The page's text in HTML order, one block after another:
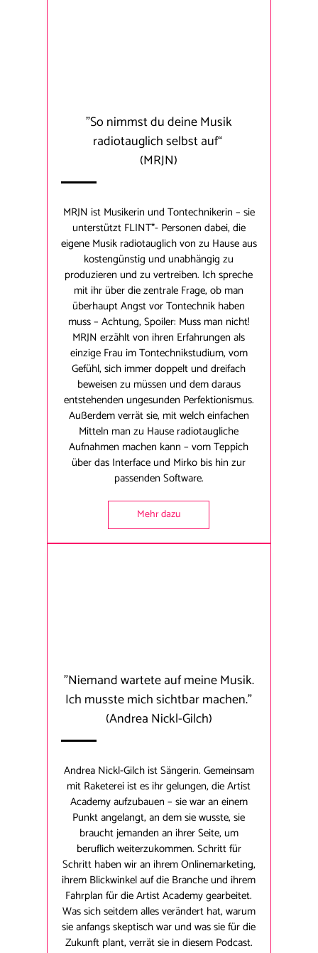
"So nimmst du deine Musik
radiotauglich selbst auf“
(MRJN)
MRJN ist Musikerin und Tontechnikerin – sie
unterstützt FLINT*- Personen dabei, die
eigene Musik radiotauglich von zu Hause aus
kostengünstig und unabhängig zu
produzieren und zu vertreiben. Ich spreche
mit ihr über die zentrale Frage, ob man
überhaupt Angst vor Tontechnik haben
muss – Achtung, Spoiler: Muss man nicht!
MRJN erzählt von ihren Erfahrungen als
einzige Frau im Tontechnikstudium, vom
Gefühl, sich immer doppelt und dreifach
beweisen zu müssen und dem daraus
entstehenden ungesunden Perfektionismus.
Außerdem verrät sie, mit welch einfachen
Mitteln man zu Hause radiotaugliche
Aufnahmen machen kann – vom Teppich
über das Interface und Mirko bis hin zur
passenden Software.
Mehr dazu
"Niemand wartete auf meine Musik.
Ich musste mich sichtbar machen."
(Andrea Nickl-Gilch)
Andrea Nickl-Gilch ist Sängerin. Gemeinsam
mit Raketerei ist es ihr gelungen, die Artist
Academy aufzubauen – sie war an einem
Punkt angelangt, an dem sie wusste, sie
braucht jemanden an ihrer Seite, um
beruflich weiterzukommen. Schritt für
Schritt haben wir an ihrem Onlinemarketing,
ihrem Blickwinkel auf die Branche und ihrem
Fahrplan für die Artist Academy gearbeitet.
Was sich seitdem alles verändert hat, warum
sie anfangs skeptisch war und was sie für die
Zukunft plant, verrät sie in diesem Podcast.